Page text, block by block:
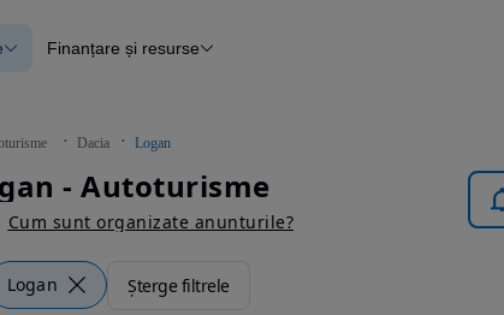
verificate
Blog Autovit.ro
Finanțare și resurse
Dacia Logan
- Autoturisme
Cum sunt organizate anunturile?
Logan Șterge filtrele